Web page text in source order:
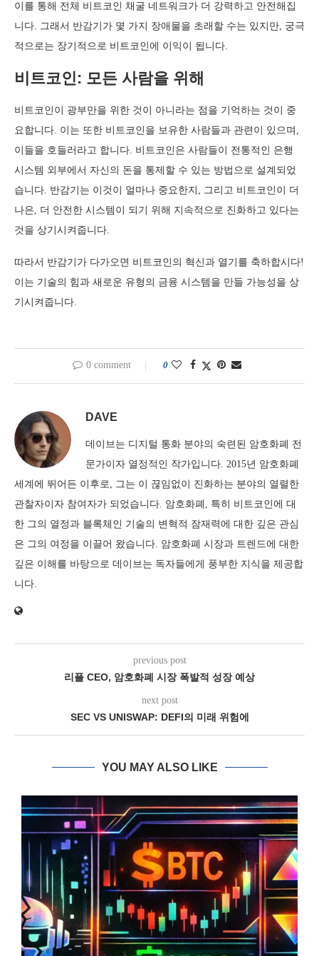
이를 통해 전체 비트코인 채굴 네트워크가 더 강력하고 안전해집
니다. 그래서 반감기가 몇 가지 장애물을 초래할 수는 있지만, 궁극
적으로는 장기적으로 비트코인에 이익이 됩니다.
비트코인: 모든 사람을 위해
비트코인이 광부만을 위한 것이 아니라는 점을 기억하는 것이 중
요합니다. 이는 또한 비트코인을 보유한 사람들과 관련이 있으며,
이들을 호들러라고 합니다. 비트코인은 사람들이 전통적인 은행
시스템 외부에서 자신의 돈을 통제할 수 있는 방법으로 설계되었
습니다. 반감기는 이것이 얼마나 중요한지, 그리고 비트코인이 더
나은, 더 안전한 시스템이 되기 위해 지속적으로 진화하고 있다는
것을 상기시켜줍니다.
따라서 반감기가 다가오면 비트코인의 혁신과 열기를 축하합시다!
이는 기술의 힘과 새로운 유형의 금융 시스템을 만들 가능성을 상
기시켜줍니다.
0 comment 0
DAVE
데이브는 디지털 통화 분야의 숙련된 암호화폐 전
문가이자 열정적인 작가입니다. 2015년 암호화폐
세계에 뛰어든 이후로, 그는 이 끊임없이 진화하는 분야의 열렬한
관찰자이자 참여자가 되었습니다. 암호화폐, 특히 비트코인에 대
한 그의 열정과 블록체인 기술의 변혁적 잠재력에 대한 깊은 관심
은 그의 여정을 이끌어 왔습니다. 암호화폐 시장과 트렌드에 대한
깊은 이해를 바탕으로 데이브는 독자들에게 풍부한 지식을 제공합
니다.
previous post
리플 CEO, 암호화폐 시장 폭발적 성장 예상
next post
SEC VS UNISWAP: DEFI의 미래 위험에
YOU MAY ALSO LIKE